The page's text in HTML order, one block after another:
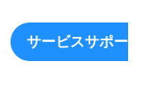
サービスサポー